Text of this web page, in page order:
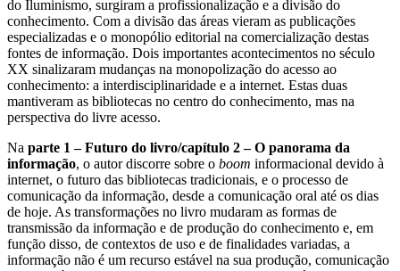
do Iluminismo, surgiram a profissionalização e a divisão do
conhecimento. Com a divisão das áreas vieram as publicações
especializadas e o monopólio editorial na comercialização destas
fontes de informação. Dois importantes acontecimentos no século
XX sinalizaram mudanças na monopolização do acesso ao
conhecimento: a interdisciplinaridade e a internet. Estas duas
mantiveram as bibliotecas no centro do conhecimento, mas na
perspectiva do livre acesso.
Na parte 1 – Futuro do livro/capítulo 2 – O panorama da
informação, o autor discorre sobre o boom informacional devido à
internet, o futuro das bibliotecas tradicionais, e o processo de
comunicação da informação, desde a comunicação oral até os dias
de hoje. As transformações no livro mudaram as formas de
transmissão da informação e de produção do conhecimento e, em
função disso, de contextos de uso e de finalidades variadas, a
informação não é um recurso estável na sua produção, comunicação